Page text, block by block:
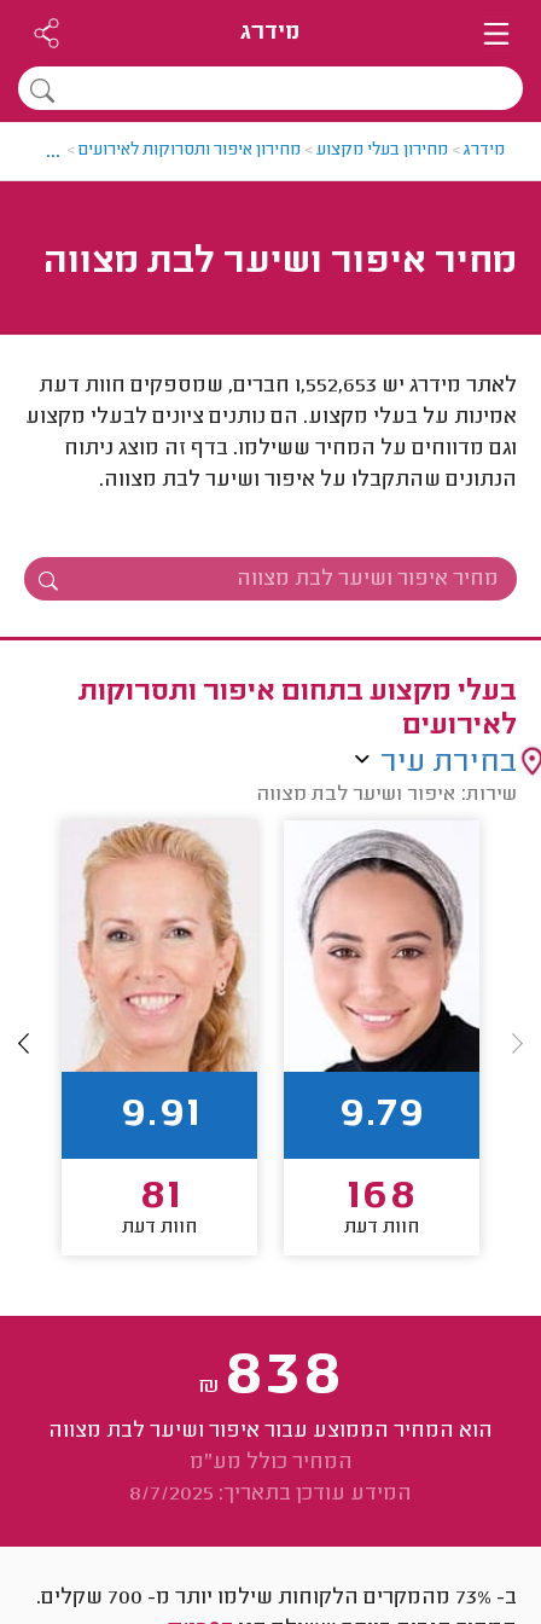
מידרג
מידרג> מחירון בעלי מקצוע> מחירון איפור ותסרוקות לאירועים> איפור
...
מחיר איפור ושיער לבת מצווה
לאתר מידרג יש 1,552,653 חברים, שמספקים חוות דעת
אמינות על בעלי מקצוע. הם נותנים ציונים לבעלי מקצוע
וגם מדווחים על המחיר ששילמו. בדף זה מוצג ניתוח
הנתונים שהתקבלו על איפור ושיער לבת מצווה.
בעלי מקצוע בתחום איפור ותסרוקות
לאירועים
בחירת עיר
שירות: איפור ושיער לבת מצווה
9.79
168
חוות דעת
9.91
81
חוות דעת
838
₪
הוא המחיר הממוצע עבור איפור ושיער לבת מצווה
המחיר כולל מע"מ
המידע עודכן בתאריך: 8/7/2025
ב- 73% מהמקרים הלקוחות שילמו יותר מ- 700 שקלים.